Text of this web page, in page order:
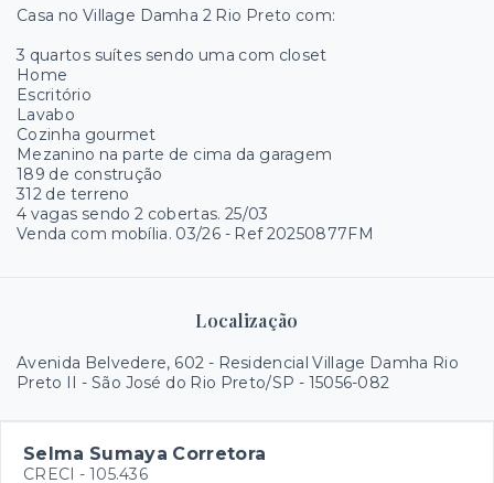
Casa no Village Damha 2 Rio Preto com:
3 quartos suítes sendo uma com closet
Home
Escritório
Lavabo
Cozinha gourmet
Mezanino na parte de cima da garagem
189 de construção
312 de terreno
4 vagas sendo 2 cobertas. 25/03
Venda com mobília. 03/26 - Ref 20250877FM
Localização
Avenida Belvedere, 602 - Residencial Village Damha Rio
Preto II - São José do Rio Preto/SP - 15056-082
Selma Sumaya Corretora
CRECI - 105.436